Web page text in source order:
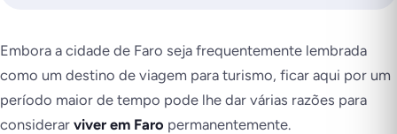
Embora a cidade de Faro seja frequentemente lembrada
como um destino de viagem para turismo, ficar aqui por um
período maior de tempo pode lhe dar várias razões para
considerar viver em Faro permanentemente.